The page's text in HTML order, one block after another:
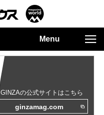
Menu
GINZAの公式サイトはこちら
ginzamag.com